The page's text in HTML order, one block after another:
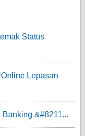
Status
Lepasan
&#8211...